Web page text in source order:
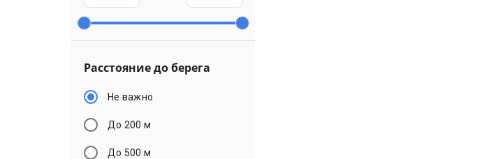
Расстояние до берега
Не важно
До 200 м
До 500 м